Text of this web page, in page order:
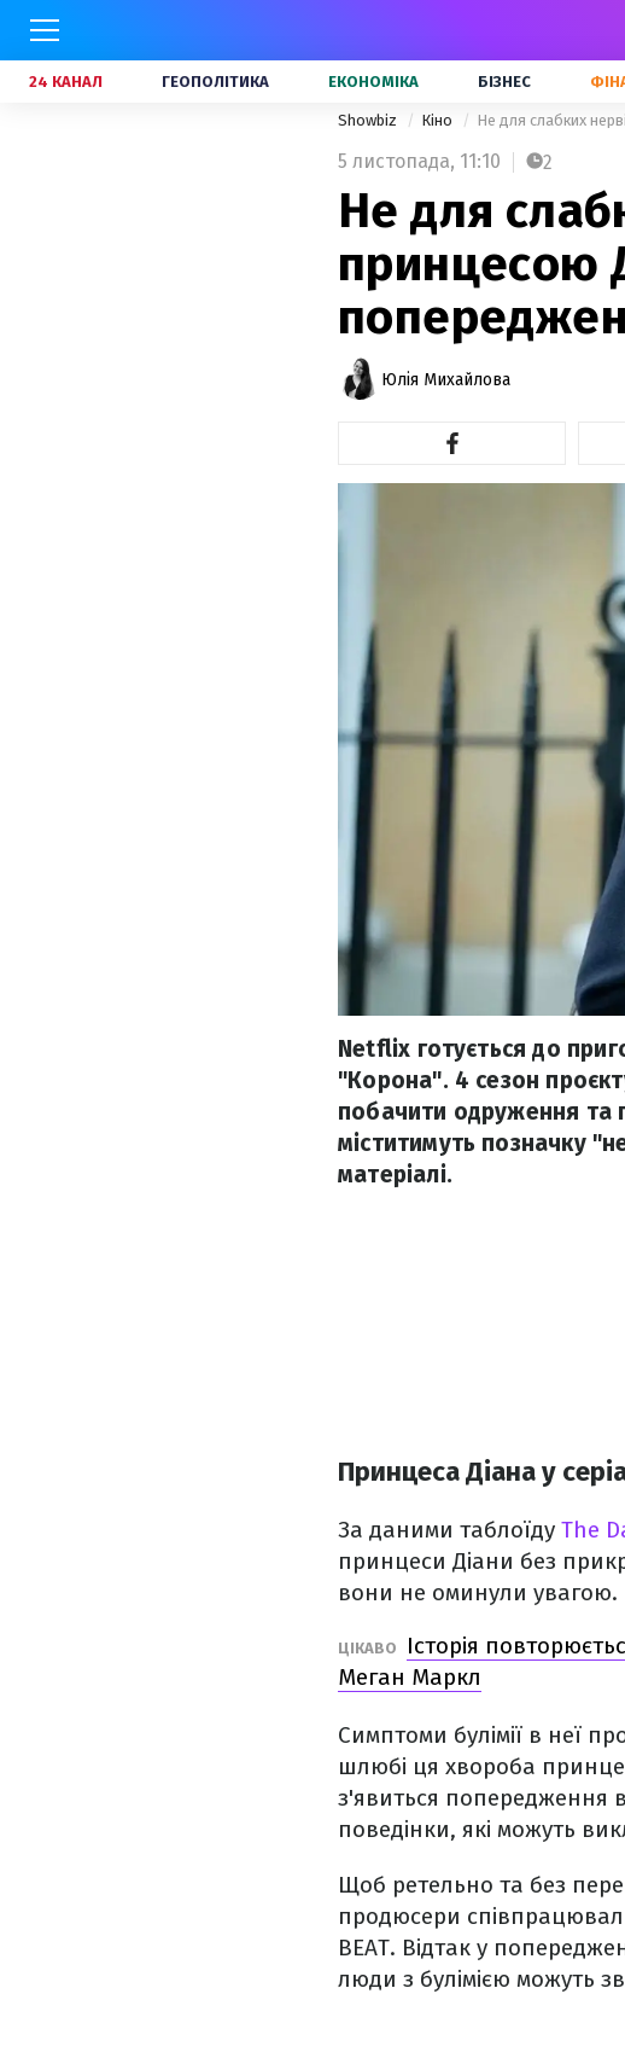
24 КАНАЛ ГЕОПОЛІТИКА ЕКОНОМІКА БІЗНЕС
Showbiz Кіно Не для слабких
5 листопада, 11:10 2
Не для
принцесою
Юлія Михайлова
Netflix готується до
"Корона". 4 сезон
побачити одруження та
міститимуть позначку
матеріалі.
Принцеса Діана у
За даними таблоїду The
принцеси Діани без
вони не оминули увагою.
ЦІКАВО
Історія
Меган Маркл
Симптоми булімії в неї
шлюбі ця хвороба
з'явиться попередження
поведінки, які можуть
Щоб ретельно та без
продюсери
BEAT. Відтак у
люди з булімією можуть